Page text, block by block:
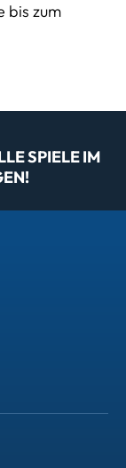
bis zum
SPIELE IM